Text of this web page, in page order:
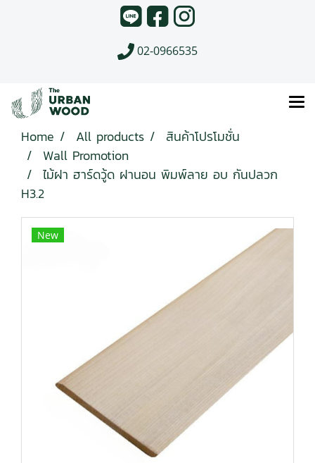
02-0966535
Home All products
สินค้าโปรโมชั่น
Wall Promotion
ไม้ฝา ฮาร์ดวู้ด ฝานอน พิมพ์ลาย อบ กันปลวก
H3.2
New